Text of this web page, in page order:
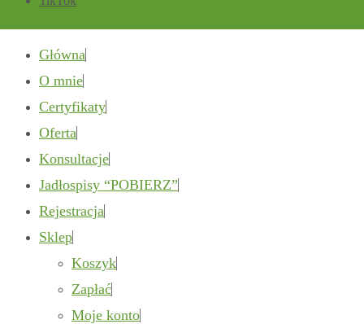
Główna
O mnie
Certyfikaty
Oferta
Konsultacje
Jadłospisy “POBIERZ”
Rejestracja
Sklep
Koszyk
Zapłać
Moje konto